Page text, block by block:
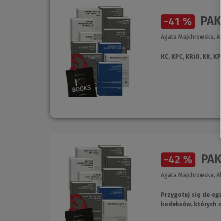
-41 %
Agata Majchrowska,
KC, KPC, KRiO, KK,
-42 %
Agata Majchrowska,
Przygotuj się do
kodeksów, których